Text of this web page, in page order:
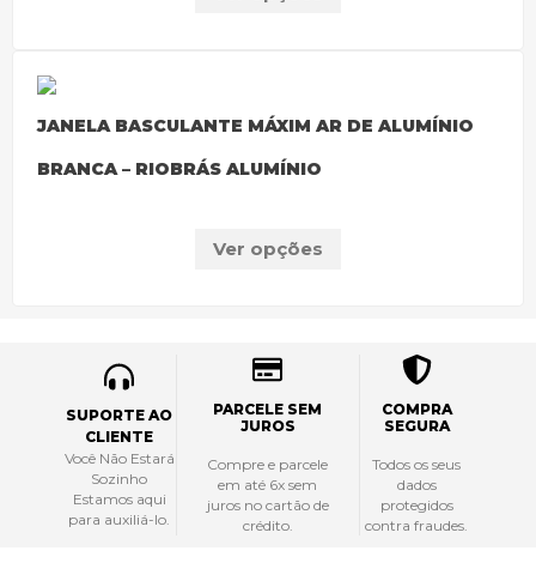
JANELA BASCULANTE MÁXIM AR DE ALUMÍNIO
BRANCA – RIOBRÁS ALUMÍNIO
Ver opções
SUPORTE AO
CLIENTE
Você Não Estará
Sozinho
Estamos aqui
para auxiliá-lo.
PARCELE SEM
JUROS
Compre e parcele
em até 6x sem
juros no cartão de
crédito.
COMPRA
SEGURA
Todos os seus
dados
protegidos
contra fraudes.